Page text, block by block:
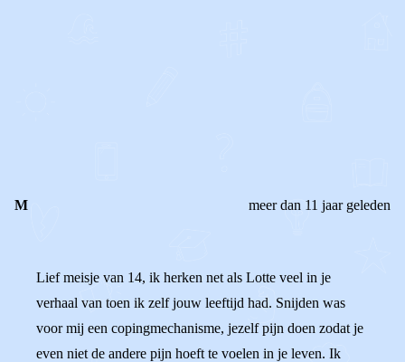
M meer dan 11 jaar geleden
Lief meisje van 14, ik herken net als Lotte veel in je
verhaal van toen ik zelf jouw leeftijd had. Snijden was
voor mij een copingmechanisme, jezelf pijn doen zodat je
even niet de andere pijn hoeft te voelen in je leven. Ik